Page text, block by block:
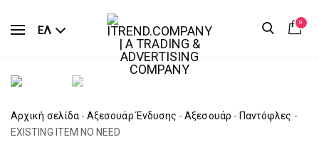
ΕΛ
0
Αρχική σελίδα - Αξεσουάρ Ένδυσης - Αξεσουάρ - Παντόφλες -
EXISTING ITEM NO NEED